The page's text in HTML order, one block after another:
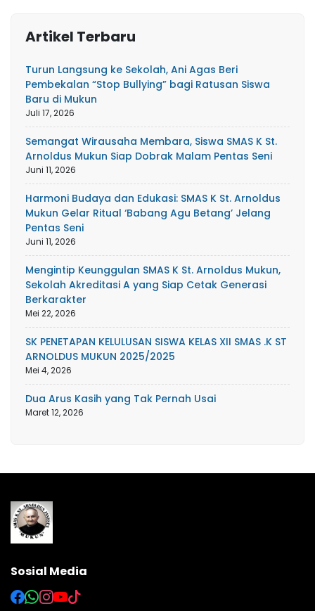
Artikel Terbaru
Turun Langsung ke Sekolah, Ani Agas Beri
Pembekalan “Stop Bullying” bagi Ratusan Siswa
Baru di Mukun
Juli 17, 2026
Semangat Wirausaha Membara, Siswa SMAS K St.
Arnoldus Mukun Siap Dobrak Malam Pentas Seni
Juni 11, 2026
Harmoni Budaya dan Edukasi: SMAS K St. Arnoldus
Mukun Gelar Ritual ‘Babang Agu Betang’ Jelang
Pentas Seni
Juni 11, 2026
Mengintip Keunggulan SMAS K St. Arnoldus Mukun,
Sekolah Akreditasi A yang Siap Cetak Generasi
Berkarakter
Mei 22, 2026
SK PENETAPAN KELULUSAN SISWA KELAS XII SMAS .K ST
ARNOLDUS MUKUN 2025/2025
Mei 4, 2026
Dua Arus Kasih yang Tak Pernah Usai
Maret 12, 2026
Sosial Media